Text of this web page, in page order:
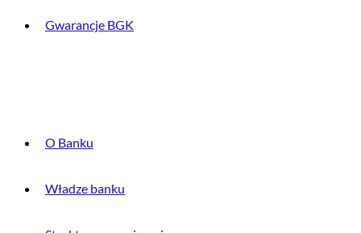
Gwarancje BGK
O Banku
Władze banku